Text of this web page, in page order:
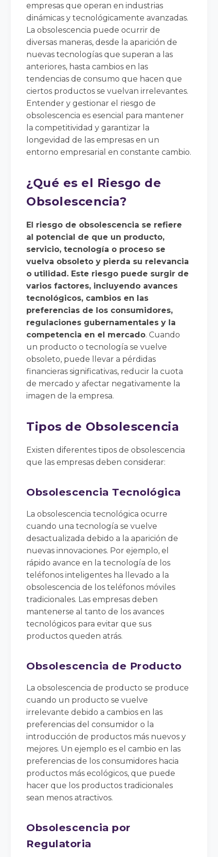
empresas que operan en industrias
dinámicas y tecnológicamente avanzadas.
La obsolescencia puede ocurrir de
diversas maneras, desde la aparición de
nuevas tecnologías que superan a las
anteriores, hasta cambios en las
tendencias de consumo que hacen que
ciertos productos se vuelvan irrelevantes.
Entender y gestionar el riesgo de
obsolescencia es esencial para mantener
la competitividad y garantizar la
longevidad de las empresas en un
entorno empresarial en constante cambio.
¿Qué es el Riesgo de
Obsolescencia?
El riesgo de obsolescencia se refiere
al potencial de que un producto,
servicio, tecnología o proceso se
vuelva obsoleto y pierda su relevancia
o utilidad. Este riesgo puede surgir de
varios factores, incluyendo avances
tecnológicos, cambios en las
preferencias de los consumidores,
regulaciones gubernamentales y la
competencia en el mercado. Cuando
un producto o tecnología se vuelve
obsoleto, puede llevar a pérdidas
financieras significativas, reducir la cuota
de mercado y afectar negativamente la
imagen de la empresa.
Tipos de Obsolescencia
Existen diferentes tipos de obsolescencia
que las empresas deben considerar:
Obsolescencia Tecnológica
La obsolescencia tecnológica ocurre
cuando una tecnología se vuelve
desactualizada debido a la aparición de
nuevas innovaciones. Por ejemplo, el
rápido avance en la tecnología de los
teléfonos inteligentes ha llevado a la
obsolescencia de los teléfonos móviles
tradicionales. Las empresas deben
mantenerse al tanto de los avances
tecnológicos para evitar que sus
productos queden atrás.
Obsolescencia de Producto
La obsolescencia de producto se produce
cuando un producto se vuelve
irrelevante debido a cambios en las
preferencias del consumidor o la
introducción de productos más nuevos y
mejores. Un ejemplo es el cambio en las
preferencias de los consumidores hacia
productos más ecológicos, que puede
hacer que los productos tradicionales
sean menos atractivos.
Obsolescencia por
Regulatoria